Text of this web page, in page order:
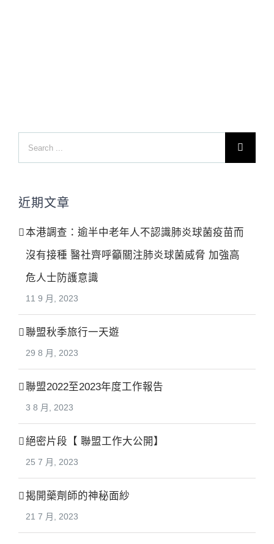
Search
for:
近期文章
本港調查：逾半中老年人不認識肺炎球菌疫苗而
沒有接種 醫社齊呼籲關注肺炎球菌威脅 加強高
危人士防護意識
11 9 月, 2023
聯盟秋季旅行一天遊
29 8 月, 2023
聯盟2022至2023年度工作報告
3 8 月, 2023
絕密片段【 聯盟工作大公開】
25 7 月, 2023
揭開藥劑師的神秘面紗
21 7 月, 2023